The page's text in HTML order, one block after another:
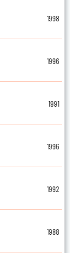
1998
1996
1991
1996
1992
1988